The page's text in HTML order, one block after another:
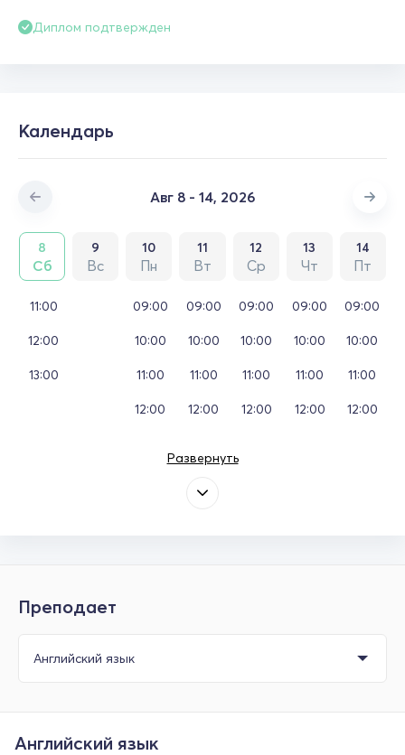
Диплом подтвержден
Календарь
Авг 8 - 14, 2026
8
Сб
9
Вс
10
Пн
11
Вт
12
Ср
13
Чт
14
Пт
11:00
12:00
13:00
09:00
10:00
11:00
12:00
09:00
10:00
11:00
12:00
09:00
10:00
11:00
12:00
09:00
10:00
11:00
12:00
09:00
10:00
11:00
12:00
Развернуть
Преподает
Английский язык